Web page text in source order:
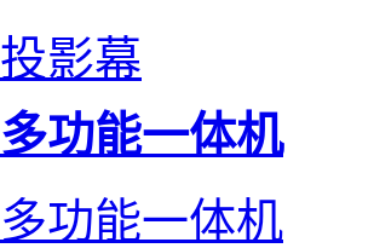
投影幕
多功能一体机
多功能一体机